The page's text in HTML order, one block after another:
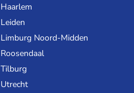
Haarlem
Leiden
Limburg Noord-Midden
Roosendaal
Tilburg
Utrecht